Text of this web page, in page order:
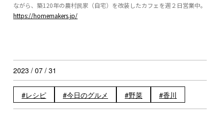
ながら、築120年の農村民家（自宅）を改装したカフェを週２日営業中。
https://homemakers.jp/
2023 / 07 / 31
レシピ 今日のグルメ 野菜 香川